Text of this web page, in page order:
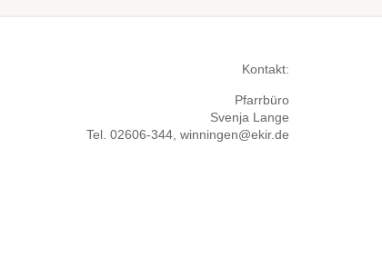
Kontakt:
Pfarrbüro
Svenja Lange
Tel. 02606-344, winningen@ekir.de